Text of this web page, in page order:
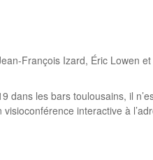
François Izard, Éric Lowen
dans les bars toulousains, il
interactive à